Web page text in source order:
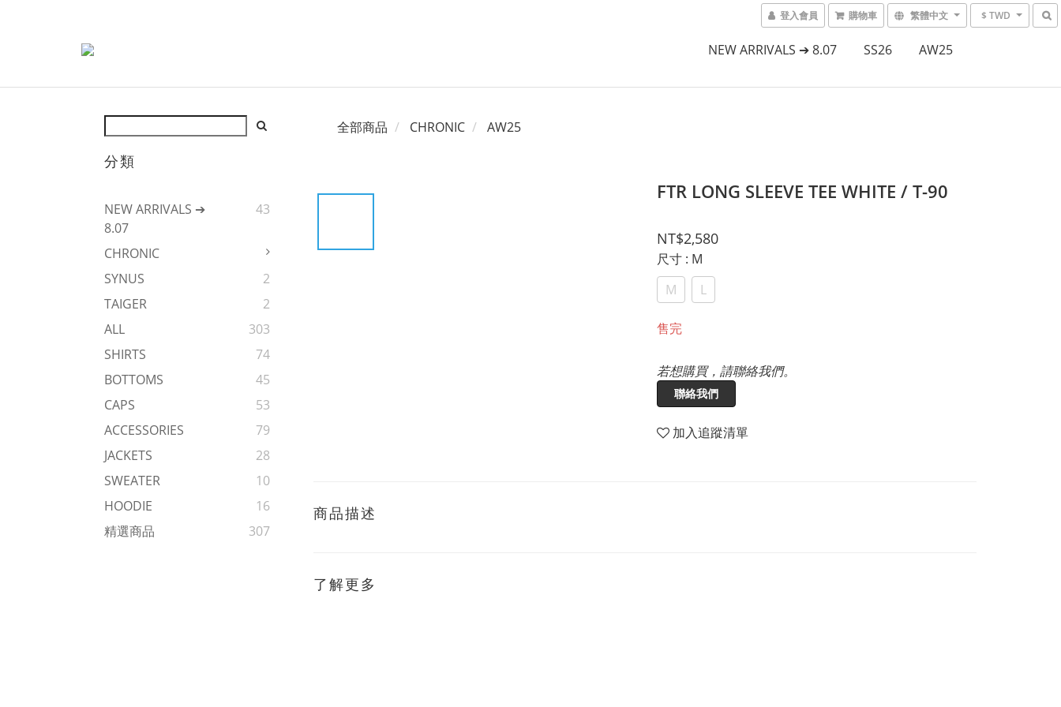
登入會員 購物車 繁體中文 $ TWD
NEW ARRIVALS ➔ 8.07 SS26 AW25
分類
NEW ARRIVALS ➔
8.07
43
CHRONIC
SYNUS
2
TAIGER
2
ALL
303
SHIRTS
74
BOTTOMS
45
CAPS
53
ACCESSORIES
79
JACKETS
28
SWEATER
10
HOODIE
16
精選商品
307
全部商品 CHRONIC AW25
FTR LONG SLEEVE TEE WHITE / T-90
NT$2,580
尺寸 : M
M
L
售完
若想購買，請聯絡我們。
聯絡我們
加入追蹤清單
商品描述
了解更多